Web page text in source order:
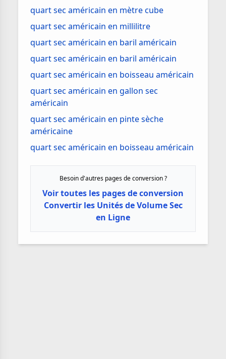
quart sec américain en mètre cube
quart sec américain en millilitre
quart sec américain en baril américain
quart sec américain en baril américain
quart sec américain en boisseau américain
quart sec américain en gallon sec
américain
quart sec américain en pinte sèche
américaine
quart sec américain en boisseau américain
Besoin d'autres pages de conversion ?
Voir toutes les pages de conversion
Convertir les Unités de Volume Sec
en Ligne